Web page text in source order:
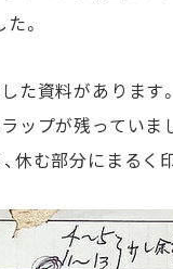
。
た資料があります
ップが残っていま
休む部分にまるく